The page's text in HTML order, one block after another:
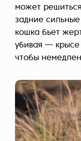
может
задние
кошка бьет
убивая — крысе
чтобы